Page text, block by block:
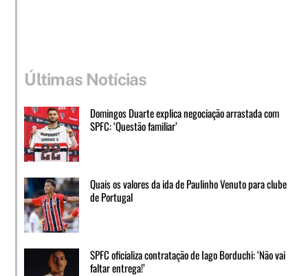
Últimas Notícias
Domingos Duarte explica negociação arrastada com
SPFC: ‘Questão familiar’
Quais os valores da ida de Paulinho Venuto para clube
de Portugal
SPFC oficializa contratação de Iago Borduchi: ‘Não vai
faltar entrega!’